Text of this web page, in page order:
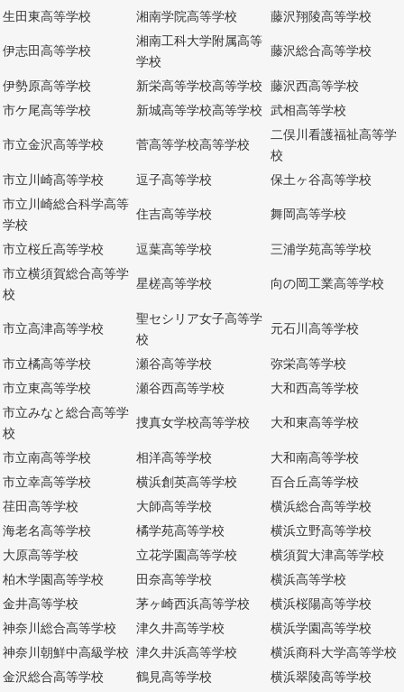
生田東高等学校
湘南学院高等学校 藤沢翔陵高等学校
伊志田高等学校
湘南工科大学附属高等
学校
藤沢総合高等学校
伊勢原高等学校 新栄高等学校高等学校
藤沢西高等学校
市ケ尾高等学校
新城高等学校高等学校 武相高等学校
市立金沢高等学校 菅高等学校高等学校
二俣川看護福祉高等学
校
市立川崎高等学校
逗子高等学校
保土ヶ谷高等学校
市立川崎総合科学高等
学校
住吉高等学校 舞岡高等学校
市立桜丘高等学校 逗葉高等学校
三浦学苑高等学校
市立横須賀総合高等学
校
星槎高等学校 向の岡工業高等学校
市立高津高等学校
聖セシリア女子高等学
校
元石川高等学校
市立橘高等学校 瀬谷高等学校
弥栄高等学校
市立東高等学校
瀬谷西高等学校
大和西高等学校
市立みなと総合高等学
校
捜真女学校高等学校 大和東高等学校
市立南高等学校 相洋高等学校
大和南高等学校
市立幸高等学校
横浜創英高等学校
百合丘高等学校
荏田高等学校
大師高等学校
横浜総合高等学校
海老名高等学校
橘学苑高等学校
横浜立野高等学校
大原高等学校
立花学園高等学校
横須賀大津高等学校
柏木学園高等学校
田奈高等学校
横浜高等学校
金井高等学校
茅ヶ崎西浜高等学校
横浜桜陽高等学校
神奈川総合高等学校
津久井高等学校
横浜学園高等学校
神奈川朝鮮中高級学校 津久井浜高等学校
横浜商科大学高等学校
金沢総合高等学校
鶴見高等学校
横浜翠陵高等学校